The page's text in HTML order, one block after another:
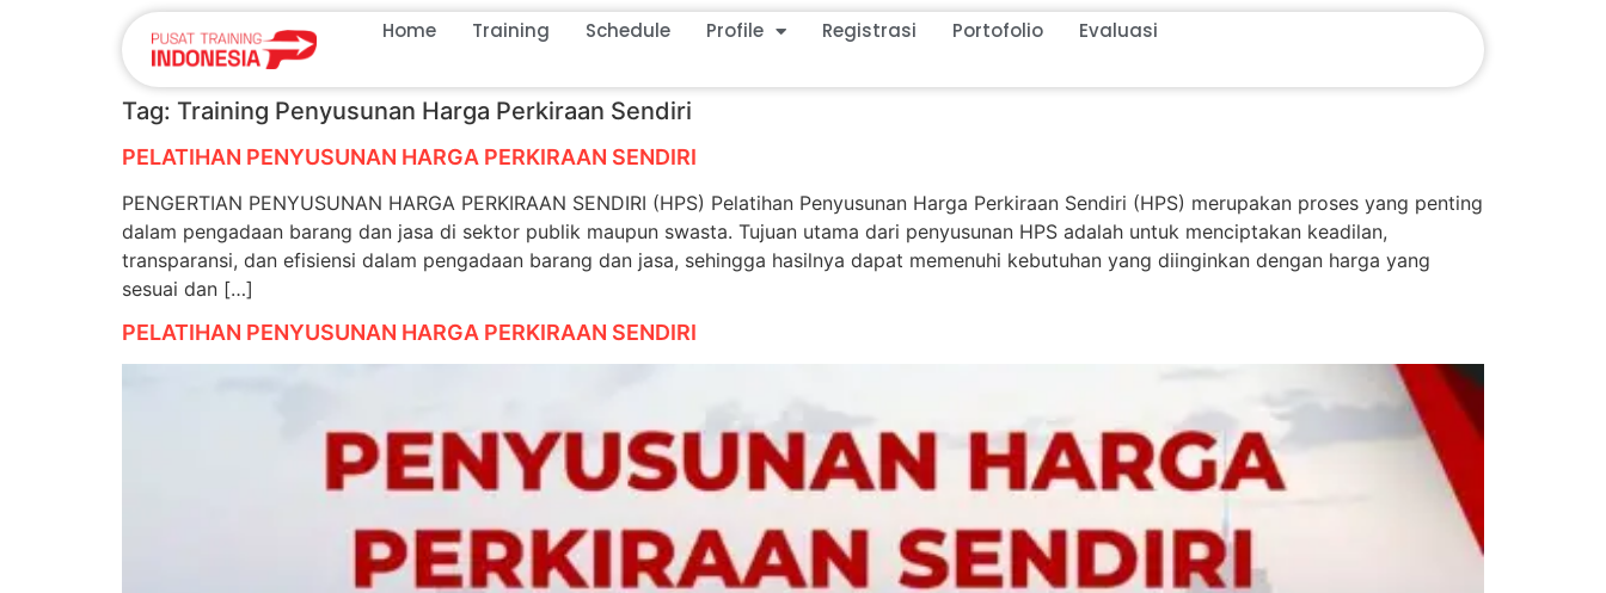
Home Training Schedule Profile Registrasi Portofolio Evaluasi
Tag: Training Penyusunan Harga Perkiraan Sendiri
PELATIHAN PENYUSUNAN HARGA PERKIRAAN SENDIRI
PENGERTIAN PENYUSUNAN HARGA PERKIRAAN SENDIRI (HPS) Pelatihan Penyusunan Harga Perkiraan Sendiri (HPS) merupakan proses yang penting
dalam pengadaan barang dan jasa di sektor publik maupun swasta. Tujuan utama dari penyusunan HPS adalah untuk menciptakan keadilan,
transparansi, dan efisiensi dalam pengadaan barang dan jasa, sehingga hasilnya dapat memenuhi kebutuhan yang diinginkan dengan harga yang
sesuai dan […]
PELATIHAN PENYUSUNAN HARGA PERKIRAAN SENDIRI